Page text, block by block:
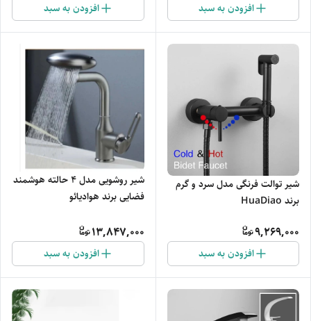
افزودن به سبد افزودن به سبد
شیر توالت فرنگی مدل سرد و گرم
برند HuaDiao
9,269,000
افزودن به سبد
شیر روشویی مدل ۴ حالته هوشمند
فضایی برند هوادیائو
13,847,000
افزودن به سبد